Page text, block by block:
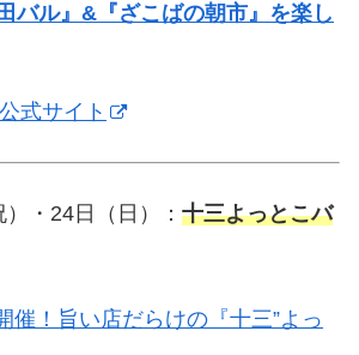
バル』&『ざこばの朝市』を楽し
式サイト
・24日（日）： 十三よっとこバ
催！旨い店だらけの『十三”よっ